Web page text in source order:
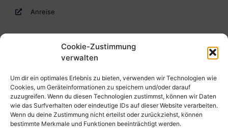
Cookie-Zustimmung
verwalten
Um dir ein optimales Erlebnis zu bieten, verwenden wir Technologien wie
Cookies, um Geräteinformationen zu speichern und/oder darauf
zuzugreifen. Wenn du diesen Technologien zustimmst, können wir Daten
wie das Surfverhalten oder eindeutige IDs auf dieser Website verarbeiten.
Wenn du deine Zustimmung nicht erteilst oder zurückziehst, können
bestimmte Merkmale und Funktionen beeinträchtigt werden.
Ihr gemütliches Drei-Sterne-Hotel in St. Leonhard im
Pitztal mit ausgezeichnetem Preis-/Leistungsverhältnis.
Wir freuen uns auf Sie. Bis bald im Hotel im Pitztal!
Anreise